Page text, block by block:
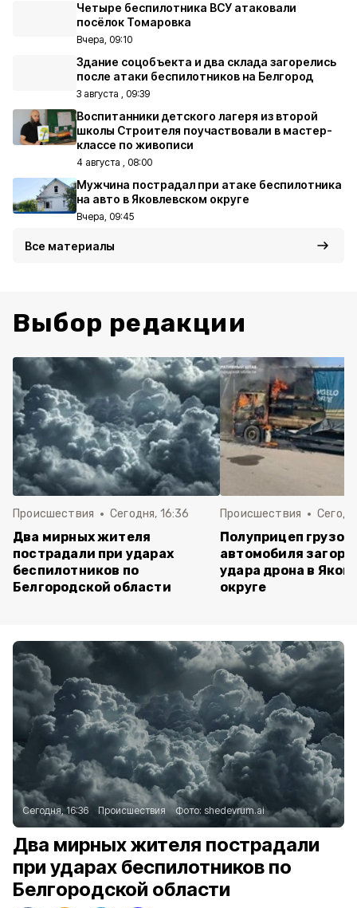
Четыре беспилотника ВСУ атаковали
посёлок Томаровка
Вчера, 09:10
Здание соцобъекта и два склада загорелись
после атаки беспилотников на Белгород
3 августа , 09:39
Воспитанники детского лагеря из второй
школы Строителя поучаствовали в мастер-
классе по живописи
4 августа , 08:00
Мужчина пострадал при атаке беспилотника
на авто в Яковлевском округе
Вчера, 09:45
Все материалы
Выбор редакции
Происшествия Сегодня, 16:36
Два мирных жителя
пострадали при ударах
беспилотников по
Белгородской области
Происшествия
Полуприцеп
автомобиля
удара дрона в
округе
Сегодня, 16:36 Происшествия Фото: shedevrum.ai
Два мирных жителя пострадали
при ударах беспилотников по
Белгородской области